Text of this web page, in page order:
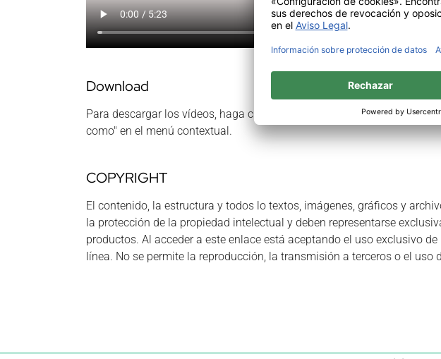
Download
Para descargar los vídeos, haga clic en los enlaces correspondientes
como" en el menú contextual.
COPYRIGHT
El contenido, la estructura y todos lo textos, imágenes, gráficos y
la protección de la propiedad intelectual y deben representarse
productos. Al acceder a este enlace está aceptando el uso exclusivo
línea. No se permite la reproducción, la transmisión a terceros o el